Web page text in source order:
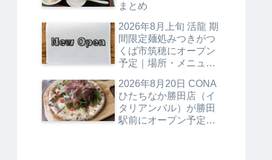
まとめ
2026年8月上旬 活龍 期
間限定麺処みつきがつ
くば市筑穂にオープン
予定｜場所・メニュー
2026年8月20日 CONA
ひたちなか勝田店（イ
タリアンバル）が勝田
駅前にオープン予定｜